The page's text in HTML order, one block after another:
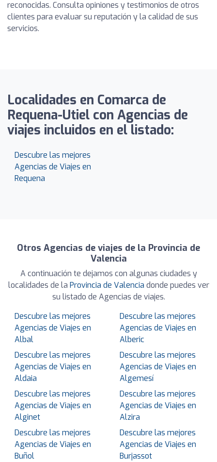
reconocidas. Consulta opiniones y testimonios de otros
clientes para evaluar su reputación y la calidad de sus
servicios.
Localidades en Comarca de
Requena-Utiel con Agencias de
viajes incluidos en el listado:
Descubre las mejores
Agencias de Viajes en
Requena
Otros Agencias de viajes de la Provincia de
Valencia
A continuación te dejamos con algunas ciudades y
localidades de la Provincia de Valencia donde puedes ver
su listado de Agencias de viajes.
Descubre las mejores
Agencias de Viajes en
Albal
Descubre las mejores
Agencias de Viajes en
Alberic
Descubre las mejores
Agencias de Viajes en
Aldaia
Descubre las mejores
Agencias de Viajes en
Algemesí
Descubre las mejores
Agencias de Viajes en
Alginet
Descubre las mejores
Agencias de Viajes en
Alzira
Descubre las mejores
Agencias de Viajes en
Buñol
Descubre las mejores
Agencias de Viajes en
Burjassot